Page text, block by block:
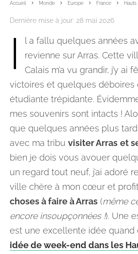
Accueil Monde Europe France
Dernière mise à jour: 28 mai 2026
I
l a fallu quelques années
revienne sur Arras. Cette
Calais m’a vu grandir, j’y ai
victoires et quelques déboires
étudiante trépidante.
mes souvenirs sont intacts !
que quelques années plus
avec ma tribu visiter Arras et
bien je dois vous avouer
un regard tout neuf, j’ai adoré
ville chère à mon cœur et
choses à faire à Arras (même
encore insoupçonnées !). Une
est une excellente idée quand
idée de week-end dans les